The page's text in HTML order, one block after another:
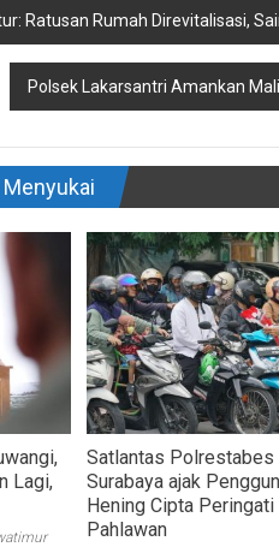
Ratusan Rumah Direvitalisasi,
Polsek Lakarsantri Amankan
Lagi,
Satlantas Polrestabes
Surabaya ajak
Hening Cipta Peringati
Pahlawan